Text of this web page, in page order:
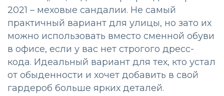
2021 – меховые сандалии. Не самый
практичный вариант для улицы, но зато их
можно использовать вместо сменной обуви
в офисе, если у вас нет строгого дресс-
кода. Идеальный вариант для тех, кто устал
от обыденности и хочет добавить в свой
гардероб больше ярких деталей.